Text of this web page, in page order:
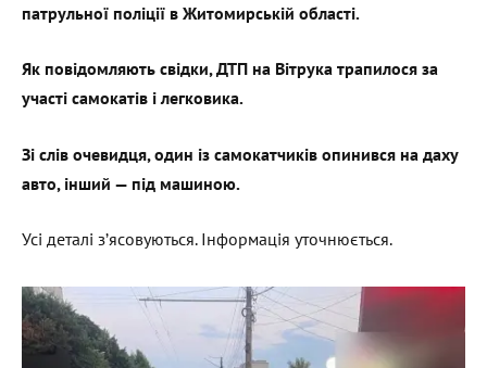
патрульної поліції в Житомирській області.
Як повідомляють свідки, ДТП на Вітрука трапилося за
участі самокатів і легковика.
Зі слів очевидця, один із самокатчиків опинився на даху
авто, інший — під машиною.
Усі деталі з’ясовуються. Інформація уточнюється.